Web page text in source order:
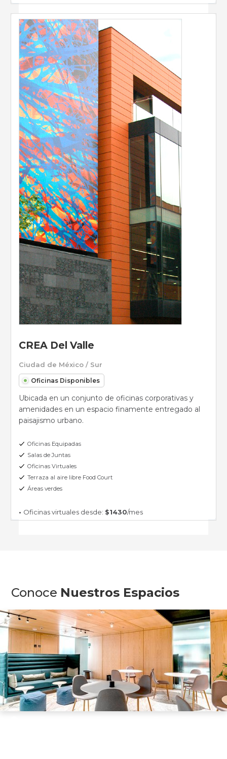
CREA Del Valle
Ciudad de México / Sur
Oficinas Disponibles
Ubicada en un conjunto de oficinas corporativas y
amenidades en un espacio finamente entregado al
paisajismo urbano.
Oficinas Equipadas
Salas de Juntas
Oficinas Virtuales
Terraza al aire libre Food Court
Áreas verdes
• Oficinas virtuales desde: $1430/mes
Conoce Nuestros Espacios